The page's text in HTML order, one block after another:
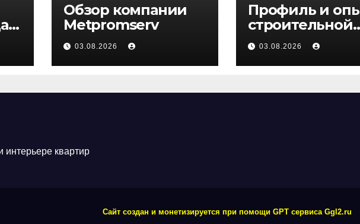
Обзор компании
Metpromserv
03.08.2026
Профиль и
строительной
компании
03.08.2026
интерьере квартир
Сайт создан и монетизируется при помощи GPT сервиса Ggl2.ru